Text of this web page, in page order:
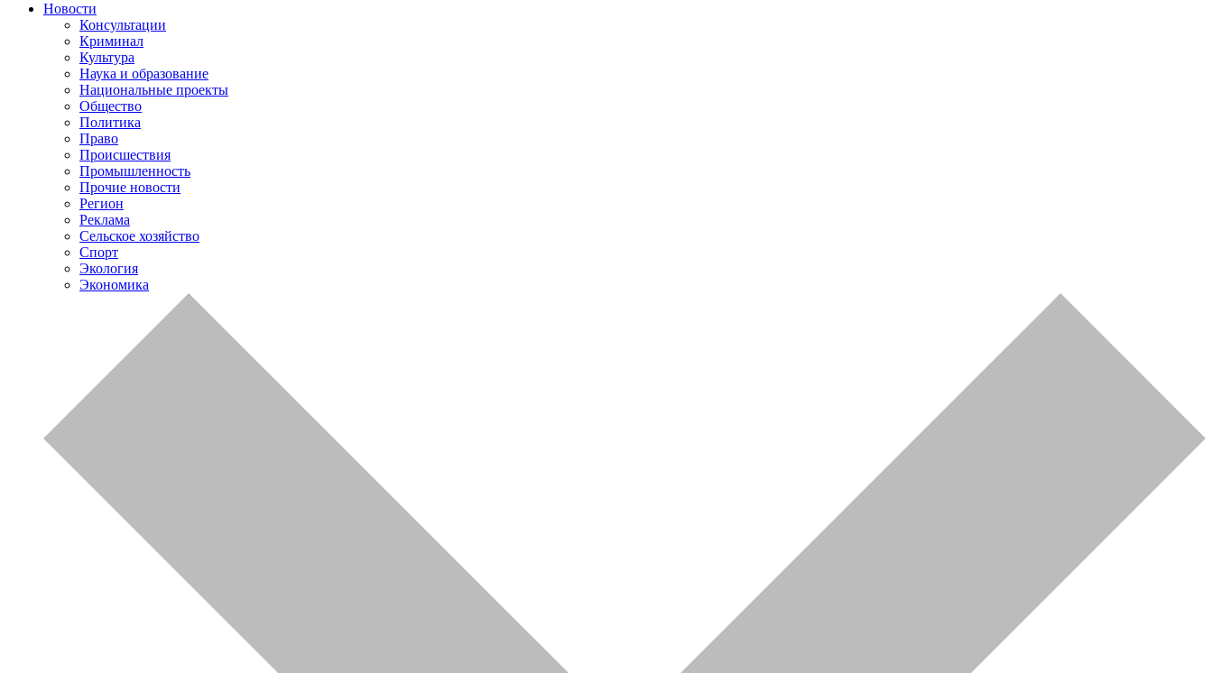
Новости
Консультации
Криминал
Культура
Наука и образование
Национальные проекты
Общество
Политика
Право
Происшествия
Промышленность
Прочие новости
Регион
Реклама
Сельское хозяйство
Спорт
Экология
Экономика